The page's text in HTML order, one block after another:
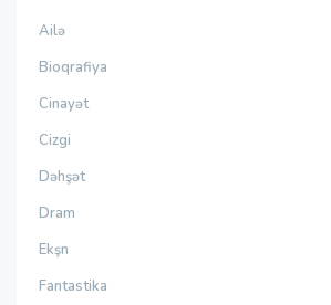
Ailə
Bioqrafiya
Cinayət
Cizgi
Dəhşət
Dram
Ekşn
Fantastika